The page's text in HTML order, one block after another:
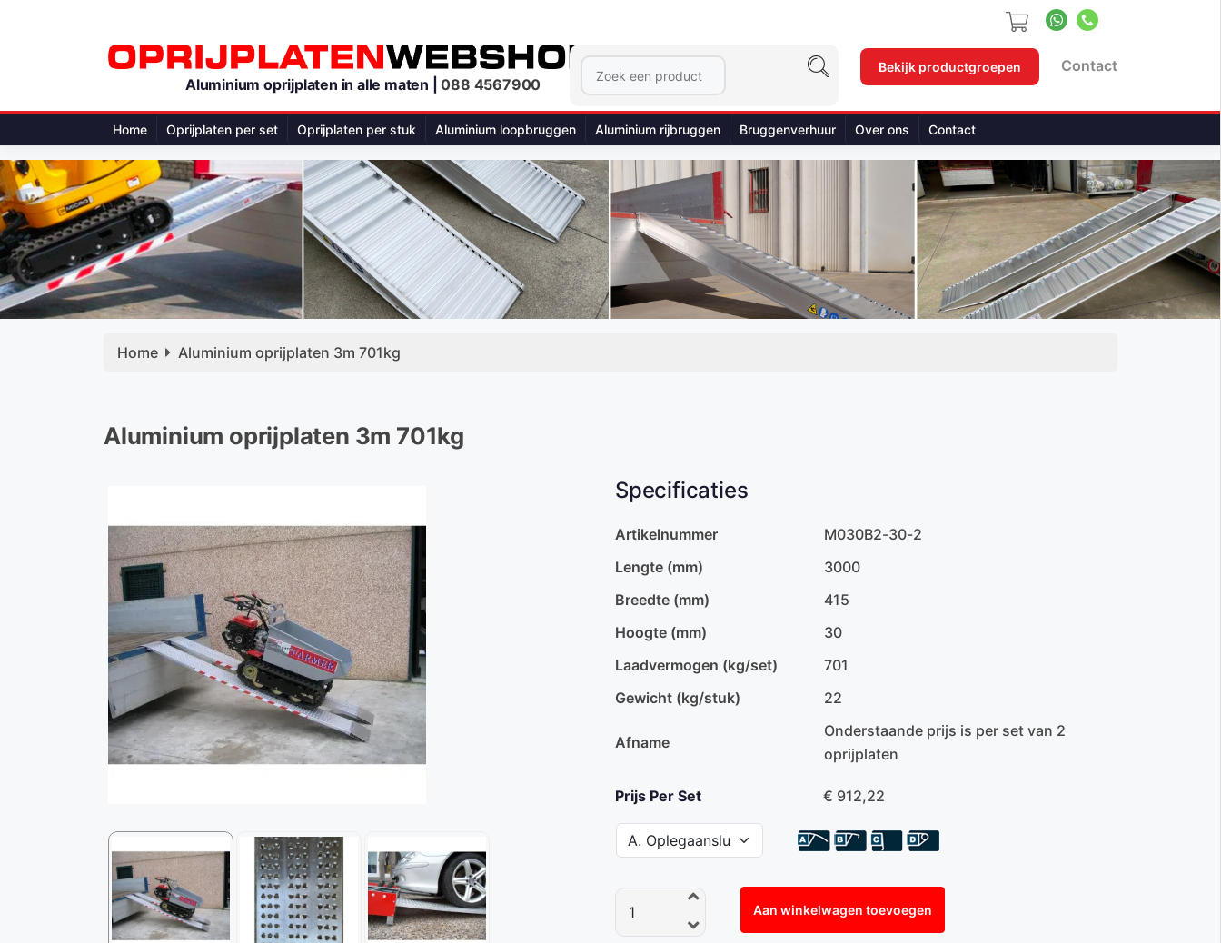
Aluminium oprijplaten in alle maten |088 4567900
Bekijk productgroepen Contact
Home Oprijplaten per set Oprijplaten per stuk Aluminium loopbruggen Aluminium rijbruggen Bruggenverhuur Over ons Contact
Home Aluminium oprijplaten 3m 701kg
Aluminium oprijplaten 3m 701kg
Specificaties
Artikelnummer
M030B2-30-2
Lengte (mm)
3000
Breedte (mm)
415
Hoogte (mm)
30
Laadvermogen (kg/set)
701
Gewicht (kg/stuk)
22
Afname
Onderstaande prijs is per set van 2
oprijplaten
Prijs Per Set € 912,22
Aan winkelwagen toevoegen